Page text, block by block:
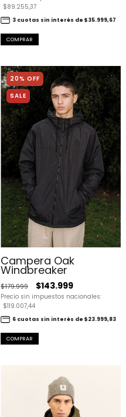
$89.255,37
3 cuotas sin interés de $35.999,67
COMPRAR
20% OFF
SALE
Campera Oak
Windbreaker
$179.999 $143.999
Precio sin impuestos nacionales:
$119.007,44
6 cuotas sin interés de $23.999,83
COMPRAR